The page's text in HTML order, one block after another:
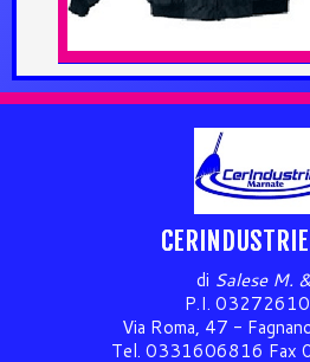
di Salese M.
P.I.
Via Roma, 47 -
Tel. 0331606816 Fax